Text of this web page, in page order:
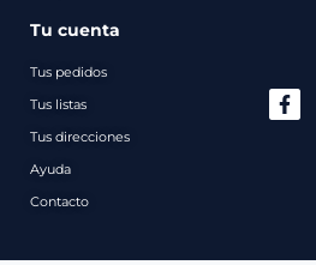
Tu cuenta
Tus pedidos
Tus listas
Tus direcciones
Ayuda
Contacto